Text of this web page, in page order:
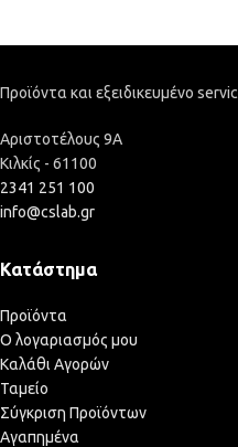
Προϊόντα και εξειδικευμένο
Αριστοτέλους 9Α
Κιλκίς - 61100
2341 251 100
info@cslab.gr
Κατάστημα
Προϊόντα
Ο λογαριασμός μου
Καλάθι Αγορών
Ταμείο
Σύγκριση Προϊόντων
Αγαπημένα